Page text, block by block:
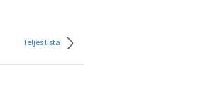
Teljes lista